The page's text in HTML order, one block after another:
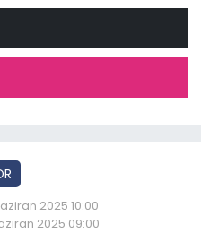
2025 10:00
2025 09:00